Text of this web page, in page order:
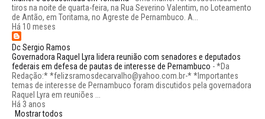
tiros na noite de quarta-feira, na Rua Severino Valentim, no Loteamento
de Antão, em Toritama, no Agreste de Pernambuco. A...
Há 10 meses
Dc Sergio Ramos
Governadora Raquel Lyra lidera reunião com senadores e deputados
federais em defesa de pautas de interesse de Pernambuco -*Da
Redação:* *felizsramosdecarvalho@yahoo.com.br-* *Importantes
temas de interesse de Pernambuco foram discutidos pela governadora
Raquel Lyra em reuniões ...
Há 3 anos
Mostrar todos